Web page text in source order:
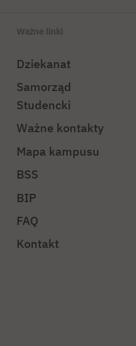
Ważne linki
Dziekanat
Samorząd
Studencki
Ważne kontakty
Mapa kampusu
BSS
BIP
FAQ
Kontakt